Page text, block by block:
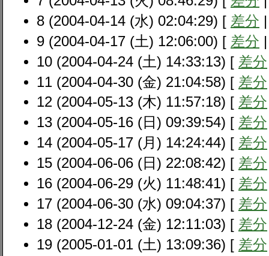
8 (2004-04-14 (水) 02:04:29) [ 差分
9 (2004-04-17 (土) 12:06:00) [ 差分
10 (2004-04-24 (土) 14:33:13) [ 差分
11 (2004-04-30 (金) 21:04:58) [ 差分
12 (2004-05-13 (木) 11:57:18) [ 差分
13 (2004-05-16 (日) 09:39:54) [ 差分
14 (2004-05-17 (月) 14:24:44) [ 差分
15 (2004-06-06 (日) 22:08:42) [ 差分
16 (2004-06-29 (火) 11:48:41) [ 差分
17 (2004-06-30 (水) 09:04:37) [ 差分
18 (2004-12-24 (金) 12:11:03) [ 差分
19 (2005-01-01 (土) 13:09:36) [ 差分